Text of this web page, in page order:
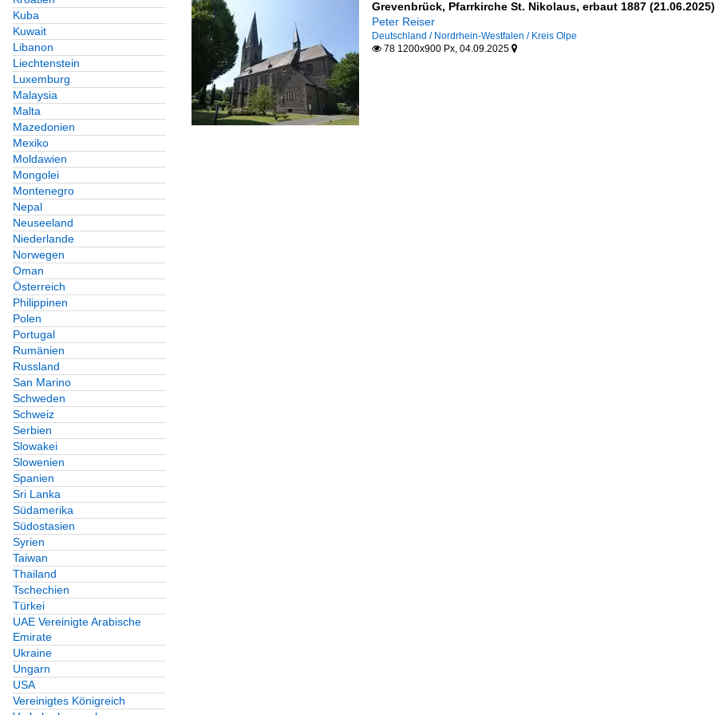
Kuba
Kuwait
Libanon
Liechtenstein
Luxemburg
Malaysia
Malta
Mazedonien
Mexiko
Moldawien
Mongolei
Montenegro
Nepal
Neuseeland
Niederlande
Norwegen
Oman
Österreich
Philippinen
Polen
Portugal
Rumänien
Russland
San Marino
Schweden
Schweiz
Serbien
Slowakei
Slowenien
Spanien
Sri Lanka
Südamerika
Südostasien
Syrien
Taiwan
Thailand
Tschechien
Türkei
UAE Vereinigte Arabische
Emirate
Ukraine
Ungarn
USA
Vereinigtes Königreich
Grevenbrück, Pfarrkirche St. Nikolaus, erbaut 1887 (21.06.2025)
Peter Reiser
Deutschland / Nordrhein-Westfalen / Kreis Olpe
78 1200x900 Px, 04.09.2025 